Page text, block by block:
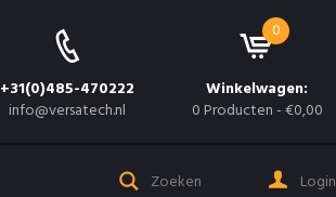
+31(0)485-470222
info@versatech.nl
0
Winkelwagen:
0 Producten-€0,00
Login